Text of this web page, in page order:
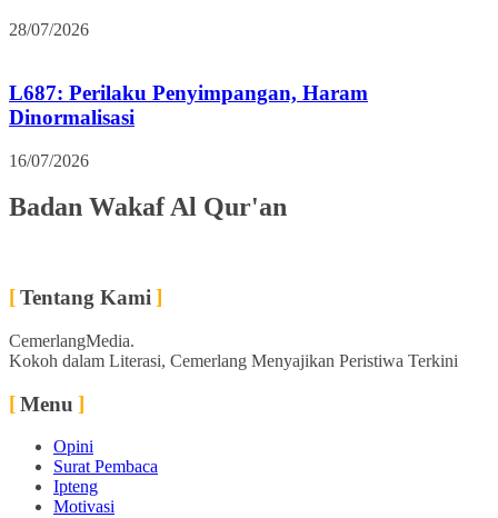
28/07/2026
L687: Perilaku Penyimpangan, Haram
Dinormalisasi
16/07/2026
Badan Wakaf Al Qur'an
Tentang Kami
CemerlangMedia.
Kokoh dalam Literasi, Cemerlang Menyajikan Peristiwa Terkini
Menu
Opini
Surat Pembaca
Ipteng
Motivasi